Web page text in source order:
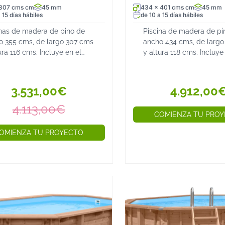
Al estar elevadas, reducen
accesorios de seguridad
5. Fácil Mantenimiento
Las piscinas elevadas
Desde modelos inflables y
acero, hay opciones para
Consejos para Elegir la
Antes de comprar una
✔️ Uso y Número de
para familias grandes, se
✔️ Material y Durabilidad:
ideales.
cms cm
45 mm
15 días hábiles
de madera de pino de
355 cms, de largo 307 cms
116 cms. Incluye en el
3.531,00€
4.113,00€
TU PROYECTO
434 x 401 cms cm
45 mm
de 10 a 15 días hábiles
Piscina de madera de
ancho 434 cms, de
y altura 118 cms.
convertidore...
COMIENZA TU